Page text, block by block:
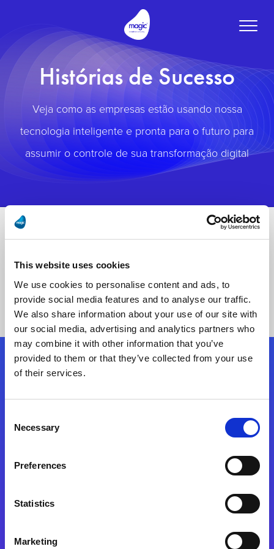
This website uses cookies
We use cookies to personalise content and ads, to
provide social media features and to analyse our traffic.
We also share information about your use of our site with
our social media, advertising and analytics partners who
may combine it with other information that you’ve
provided to them or that they’ve collected from your use
of their services.
Selection
Necessary
Preferences
Statistics
Marketing
Toggle
Histórias de Sucesso
Veja como as empresas estão usando nossa
tecnologia inteligente e pronta para o futuro para
assumir o controle de sua transformação digital
Siga-nos